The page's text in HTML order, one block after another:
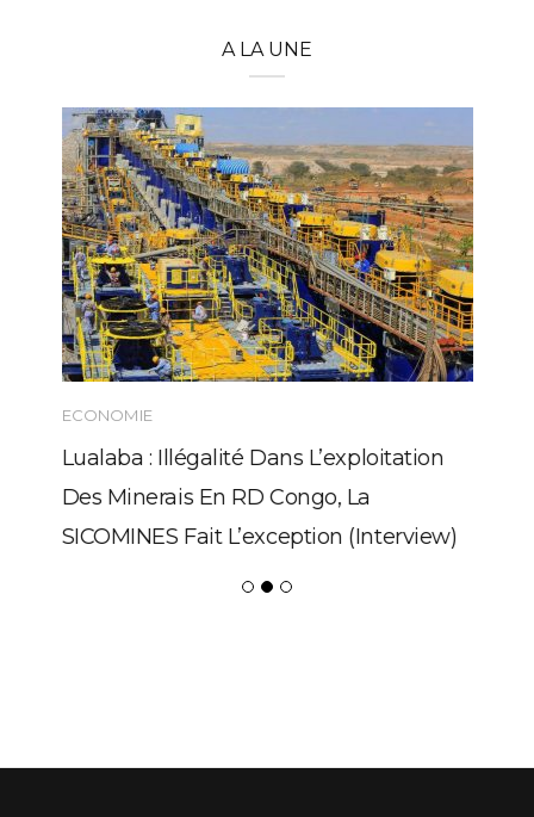
A LA UNE
ECONOMIE
Lualaba : Illégalité Dans L’exploitation
Des Minerais En RD Congo, La
SICOMINES Fait L’exception (Interview)